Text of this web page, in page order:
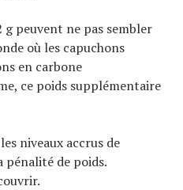
peuvent ne pas sembler
où les capuchons
en carbone
ce poids supplémentaire
niveaux accrus de
de poids.